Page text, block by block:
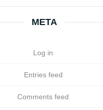
META
Log in
Entries feed
Comments feed